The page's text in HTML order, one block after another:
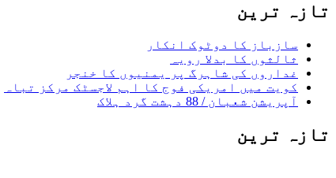
تازہ ترین
سازباز کا دوٹوک انکار
ثالثوں کا بدلا رویہ
غداروں کی شاہرگ پر یمنیوں کا خنجر
کویت میں امریکی فوج کا اہم لاجسٹک مرکز تباہ
آپریشن شعبان / 88 دہشت گرد ہلاک
تازہ ترین